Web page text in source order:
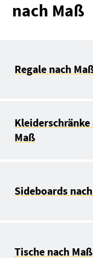
nach Maß
Regale nach
Kleiderschränke
Maß
Sideboards
Tische nach Maß